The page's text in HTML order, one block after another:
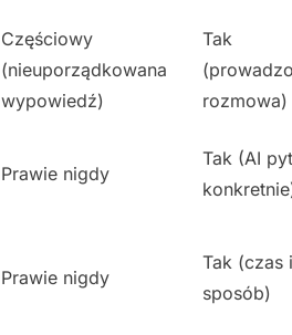
Częściowy
(nieuporządkowana
wypowiedź)
Tak
rozmowa)
Prawie nigdy
Tak (AI
Prawie nigdy
Tak (czas i
sposób)